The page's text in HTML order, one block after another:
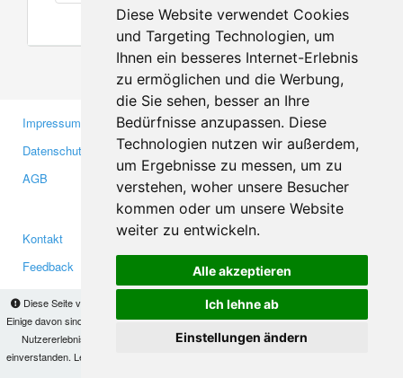
Diese Website verwendet Cookies
und Targeting Technologien, um
Ihnen ein besseres Internet-Erlebnis
zu ermöglichen und die Werbung,
die Sie sehen, besser an Ihre
Bedürfnisse anzupassen. Diese
Technologien nutzen wir außerdem,
um Ergebnisse zu messen, um zu
verstehen, woher unsere Besucher
kommen oder um unsere Website
weiter zu entwickeln.
Alle akzeptieren
Ich lehne ab
Einstellungen ändern
Diese Seite verwendet Cookies, um Informationen auf Ihrem Computer zu speichern.
Einige davon sind notwendig, damit unsere Seite funktioniert, andere helfen uns dabei, das
Nutzererlebnis zu verbessern. Mit der Nutzung dieser Seite erklären Sie sich damit
einverstanden. Lesen Sie unsere
Impressum
Datenschutzerklärung
AGB
Gewerbetreibende
Investoren
Medien
Kontakt
Feedback
Facebook
Twitter
YouTube
Google+